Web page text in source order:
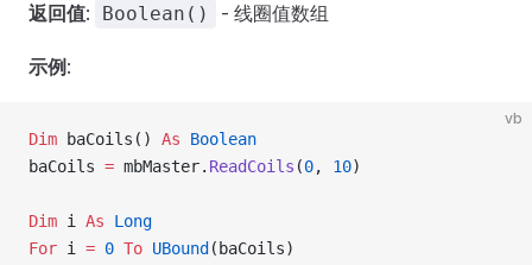
返回值: Boolean() - 线圈值数组
示例 :
vb
Dim baCoils() As Boolean
baCoils = mbMaster. ReadCoils (0, 10)
Dim i As Long
For i = 0 To UBound (baCoils)